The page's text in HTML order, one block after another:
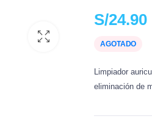
y Viajes
Shampoos e Higiene
Cuidado Dental
S/24.90
AGOTADO
Limpiador
eliminación de